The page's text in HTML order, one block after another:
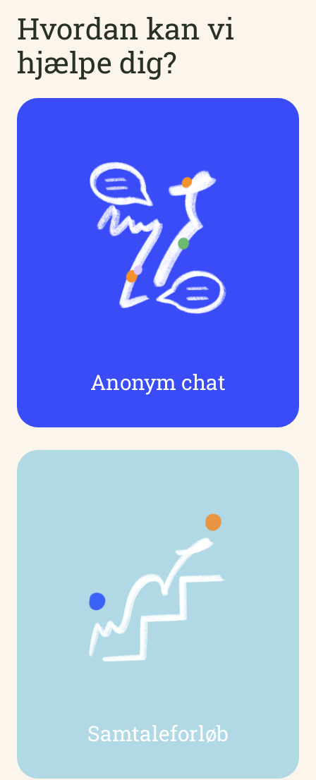
Hvordan kan vi
hjælpe dig?
Anonym chat
Samtaleforløb